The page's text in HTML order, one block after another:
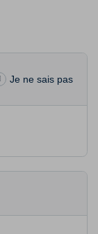
Je ne sais pas